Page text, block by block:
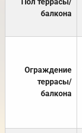
балкона
Ограждение
террасы/
балкона